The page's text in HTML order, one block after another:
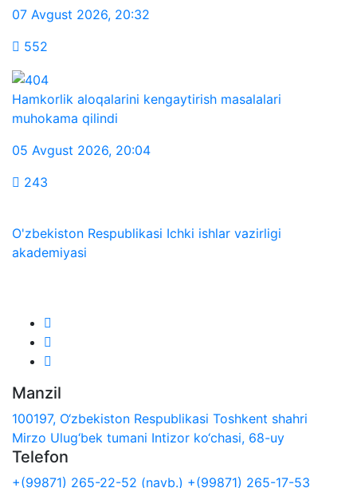
07 Avgust 2026, 20:32
552
Hamkorlik aloqalarini kengaytirish masalalari
muhokama qilindi
05 Avgust 2026, 20:04
243
O'zbekiston Respublikasi Ichki ishlar vazirligi
akademiyasi
Manzil
100197, O‘zbekiston Respublikasi Toshkent shahri
Mirzo Ulug‘bek tumani Intizor ko‘chasi, 68-uy
Telefon
+(99871) 265-22-52 (navb.) +(99871) 265-17-53